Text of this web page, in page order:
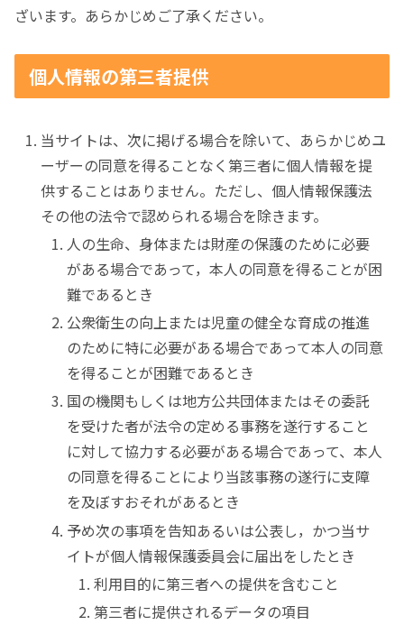
ざいます。あらかじめご了承ください。
個人情報の第三者提供
当サイトは、次に掲げる場合を除いて、あらかじめユ
ーザーの同意を得ることなく第三者に個人情報を提
供することはありません。ただし、個人情報保護法
その他の法令で認められる場合を除きます。
人の生命、身体または財産の保護のために必要
がある場合であって，本人の同意を得ることが困
難であるとき
公衆衛生の向上または児童の健全な育成の推進
のために特に必要がある場合であって本人の同意
を得ることが困難であるとき
国の機関もしくは地方公共団体またはその委託
を受けた者が法令の定める事務を遂行すること
に対して協力する必要がある場合であって、本人
の同意を得ることにより当該事務の遂行に支障
を及ぼすおそれがあるとき
予め次の事項を告知あるいは公表し，かつ当サ
イトが個人情報保護委員会に届出をしたとき
利用目的に第三者への提供を含むこと
第三者に提供されるデータの項目